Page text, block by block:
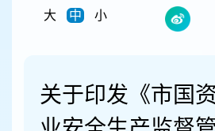
大
中 小
关于印发《市国